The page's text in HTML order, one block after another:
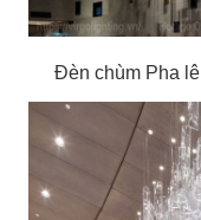
Đèn chùm Pha